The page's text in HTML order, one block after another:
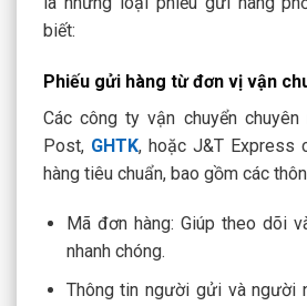
biết:
Phiếu gửi hàng từ đơn vị vận
Các công ty vận chuyển
Post, GHTK, hoặc J&T Express
hàng tiêu chuẩn, bao gồm các
Mã đơn hàng: Giúp theo dõi
nhanh chóng.
Thông tin người gửi và người